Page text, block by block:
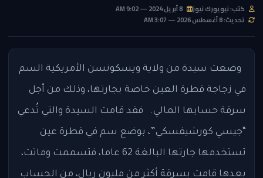
كتب: نيويورك نيوز
تحديث: 8 أغسطس 2026 — 3:07 AM
وضعت سيدة من ولاية ويسكونسن الأمريكية السم
في زجاجة قطرة العين خاصة بجارتها، وذلك من أجل
سرقة حسابها المالي. فقد قامت السيدة والتي تُدعي
“جيسي كورشيفسكي”، بوضع سم في قطرة عين
تستخدمها جارتها البالغة 62 عاما، فتسممت وماتت،
بعدها قامت بسرقة أكثر من مليون ريال، من الحساب